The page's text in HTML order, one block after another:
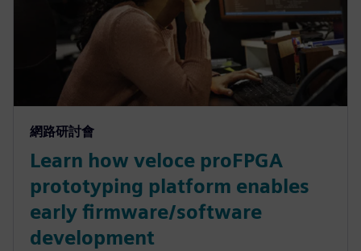
網路研討會
Learn how veloce proFPGA
prototyping platform enables
early firmware/software
development